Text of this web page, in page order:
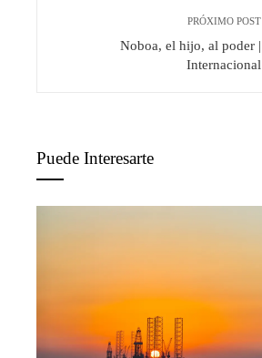
PRÓXIMO POST
Noboa, el hijo, al poder |
Internacional
Puede Interesarte